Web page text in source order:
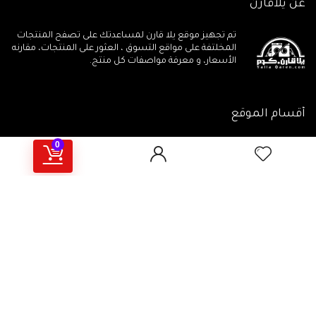
0
عن يلاقارن
تم تجهيز موقع يلا قارن لمساعدتك على تصفح المنتجات
المخلتفة على مواقع التسوق ، العثور على المنتجات، مقارنه
الأسعار، و معرفة مواصفات كل منتج.
أقسام الموقع
جميع المنتجات